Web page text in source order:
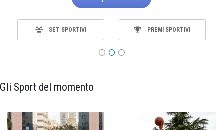
SET SPORTIVI PREMI SPORTIVI
Gli Sport del momento